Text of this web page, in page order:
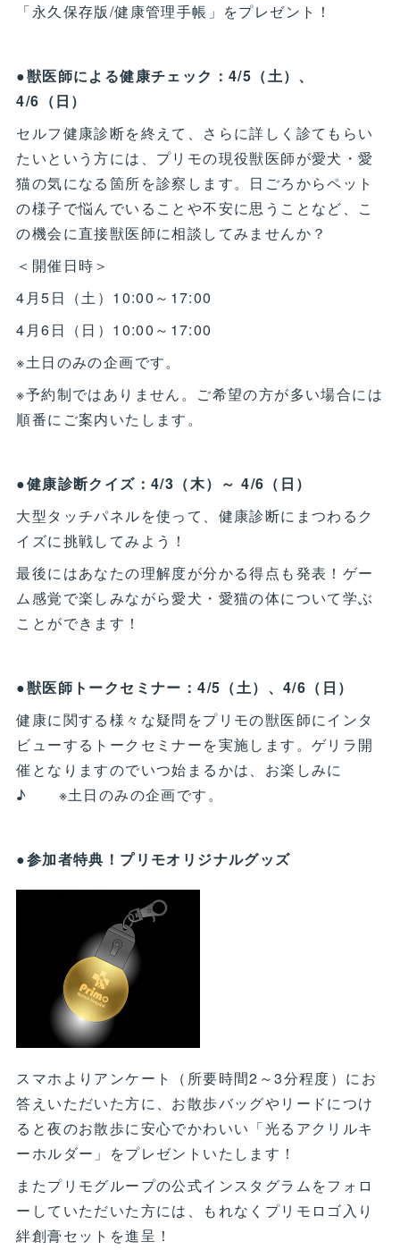
「永久保存版/健康管理手帳」をプレゼント！
●獣医師による健康チェック：4/5（土）、
4/6（日）
セルフ健康診断を終えて、さらに詳しく診てもらい
たいという方には、プリモの現役獣医師が愛犬・愛
猫の気になる箇所を診察します。日ごろからペット
の様子で悩んでいることや不安に思うことなど、こ
の機会に直接獣医師に相談してみませんか？
＜開催日時＞
4月5日（土）10:00～17:00
4月6日（日）10:00～17:00
※土日のみの企画です。
※予約制ではありません。ご希望の方が多い場合には
順番にご案内いたします。
●健康診断クイズ：4/3（木）～ 4/6（日）
大型タッチパネルを使って、健康診断にまつわるク
イズに挑戦してみよう！
最後にはあなたの理解度が分かる得点も発表！ゲー
ム感覚で楽しみながら愛犬・愛猫の体について学ぶ
ことができます！
●獣医師トークセミナー：4/5（土）、4/6（日）
健康に関する様々な疑問をプリモの獣医師にインタ
ビューするトークセミナーを実施します。ゲリラ開
催となりますのでいつ始まるかは、お楽しみに
♪ ※土日のみの企画です。
●参加者特典！プリモオリジナルグッズ
スマホよりアンケート（所要時間2～3分程度）にお
答えいただいた方に、お散歩バッグやリードにつけ
ると夜のお散歩に安心でかわいい「光るアクリルキ
ーホルダー」をプレゼントいたします！
またプリモグループの公式インスタグラムをフォロ
ーしていただいた方には、もれなくプリモロゴ入り
絆創膏セットを進呈！